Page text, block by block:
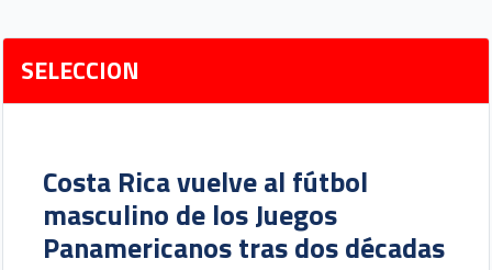
SELECCION
Costa Rica vuelve al fútbol
masculino de los Juegos
Panamericanos tras dos décadas